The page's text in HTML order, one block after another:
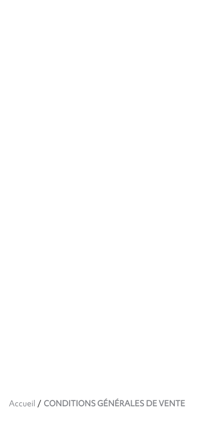
Accueil CONDITIONS GÉNÉRALES DE VENTE